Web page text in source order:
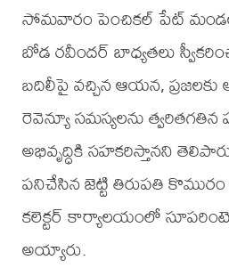
సోమవారం పెంచికల్ పేట్
బోడ రవీందర్ బాధ్యతలు
బదిలీపై వచ్చిన ఆయన,
రెవెన్యూ సమస్యలను
అభివృద్ధికి సహకరిస్తానని
పనిచేసిన జెట్టి తిరుపతి
కలెక్టర్ కార్యాలయంలో
అయ్యారు.